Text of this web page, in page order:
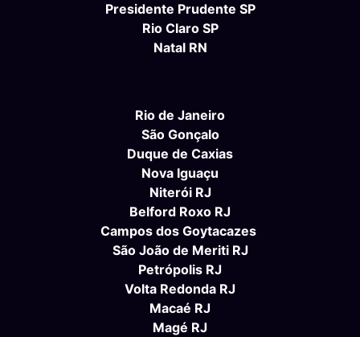
Presidente Prudente SP
Rio Claro SP
Natal RN
Rio de Janeiro
São Gonçalo
Duque de Caxias
Nova Iguaçu
Niterói RJ
Belford Roxo RJ
Campos dos Goytacazes
São João de Meriti RJ
Petrópolis RJ
Volta Redonda RJ
Macaé RJ
Magé RJ